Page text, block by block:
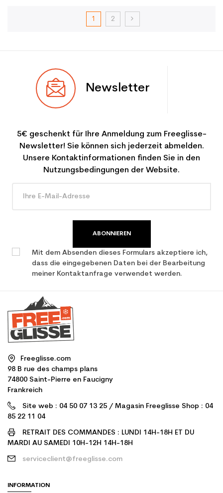
1 2
Newsletter
5€ geschenkt für Ihre Anmeldung zum Freeglisse-
Newsletter! Sie können sich jederzeit abmelden.
Unsere Kontaktinformationen finden Sie in den
Nutzungsbedingungen der Website.
ABONNIEREN
Mit dem Absenden dieses Formulars akzeptiere ich,
dass die eingegebenen Daten bei der Bearbeitung
meiner Kontaktanfrage verwendet werden.
Freeglisse.com
98 B rue des champs plans
74800 Saint-Pierre en Faucigny
Frankreich
Site web : 04 50 07 13 25 / Magasin Freeglisse Shop : 04
85 22 11 04
RETRAIT DES COMMANDES : LUNDI 14H-18H ET DU
MARDI AU SAMEDI 10H-12H 14H-18H
serviceclient@freeglisse.com
INFORMATION